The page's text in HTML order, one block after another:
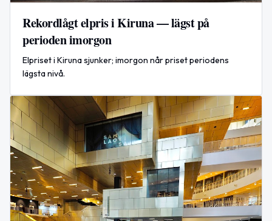
Rekordlågt elpris i Kiruna — lägst på
perioden imorgon
Elpriset i Kiruna sjunker; imorgon når priset periodens
lägsta nivå.